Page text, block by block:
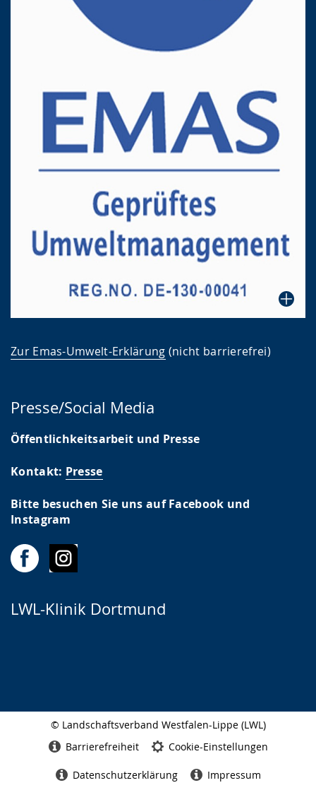
Zur Emas-Umwelt-Erklärung (nicht barrierefrei)
Presse/Social Media
Öffentlichkeitsarbeit und Presse
Kontakt: Presse
Bitte besuchen Sie uns auf Facebook und
Instagram
LWL-Klinik Dortmund
© Landschaftsverband Westfalen-Lippe (LWL)
Barrierefreiheit Cookie-Einstellungen
Datenschutzerklärung Impressum